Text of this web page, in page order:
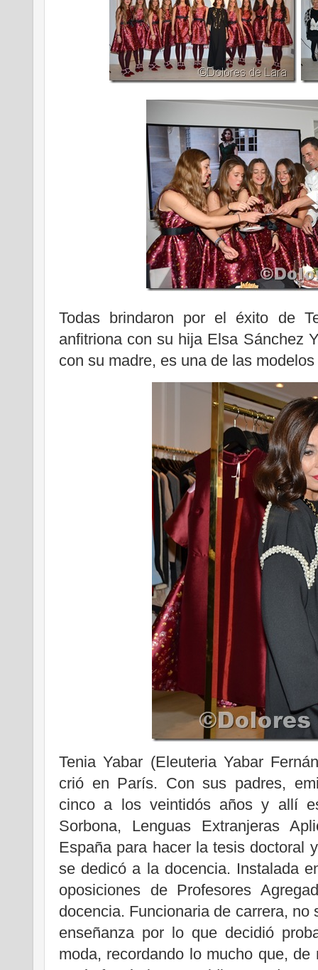
Todas brindaron por el éxito de
anfitriona con su hija Elsa Sánchez
con su madre, es una de las
Tenia Yabar (Eleuteria Yabar
crió en París. Con sus padres,
cinco a los veintidós años y allí
Sorbona, Lenguas Extranjeras
España para hacer la tesis doctoral
se dedicó a la docencia. Instalada
oposiciones de Profesores
docencia. Funcionaria de carrera,
enseñanza por lo que decidió
moda, recordando lo mucho que,